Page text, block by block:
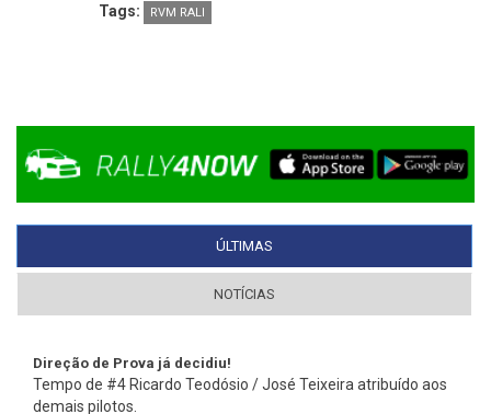
Tags: RVM RALI
ÚLTIMAS
NOTÍCIAS
Direção de Prova já decidiu!
Tempo de #4 Ricardo Teodósio / José Teixeira atribuído aos
demais pilotos.